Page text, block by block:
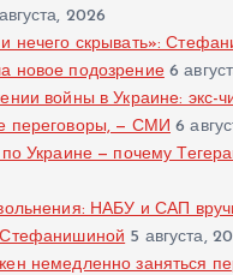
2026
нечего скрывать»:
новое подозрение 6
войны в Украине: экс-
переговоры, — СМИ 6
по Украине — почему
НАБУ и САП
5 августа,
немедленно заняться